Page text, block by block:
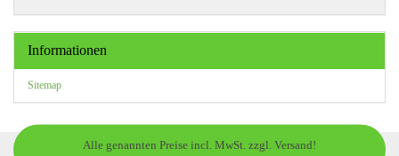
Informationen
Sitemap
Alle genannten Preise incl. MwSt. zzgl. Versand!